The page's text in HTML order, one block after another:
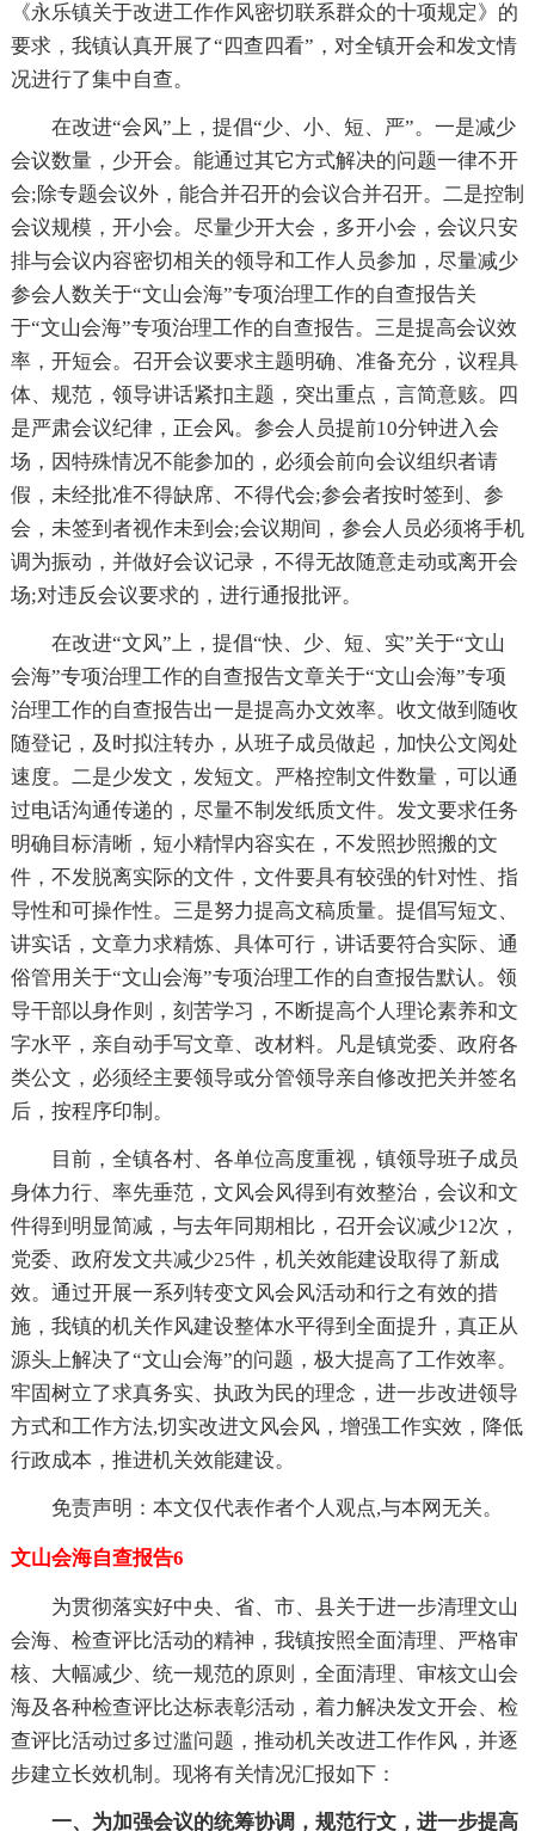
《永乐镇关于改进工作作风密切联系群众的十项规定》的
要求，我镇认真开展了“四查四看”，对全镇开会和发文情
况进行了集中自查。
在改进“会风”上，提倡“少、小、短、严”。一是减少
会议数量，少开会。能通过其它方式解决的问题一律不开
会;除专题会议外，能合并召开的会议合并召开。二是控制
会议规模，开小会。尽量少开大会，多开小会，会议只安
排与会议内容密切相关的领导和工作人员参加，尽量减少
参会人数关于“文山会海”专项治理工作的自查报告关
于“文山会海”专项治理工作的自查报告。三是提高会议效
率，开短会。召开会议要求主题明确、准备充分，议程具
体、规范，领导讲话紧扣主题，突出重点，言简意赅。四
是严肃会议纪律，正会风。参会人员提前10分钟进入会
场，因特殊情况不能参加的，必须会前向会议组织者请
假，未经批准不得缺席、不得代会;参会者按时签到、参
会，未签到者视作未到会;会议期间，参会人员必须将手机
调为振动，并做好会议记录，不得无故随意走动或离开会
场;对违反会议要求的，进行通报批评。
在改进“文风”上，提倡“快、少、短、实”关于“文山
会海”专项治理工作的自查报告文章关于“文山会海”专项
治理工作的自查报告出一是提高办文效率。收文做到随收
随登记，及时拟注转办，从班子成员做起，加快公文阅处
速度。二是少发文，发短文。严格控制文件数量，可以通
过电话沟通传递的，尽量不制发纸质文件。发文要求任务
明确目标清晰，短小精悍内容实在，不发照抄照搬的文
件，不发脱离实际的文件，文件要具有较强的针对性、指
导性和可操作性。三是努力提高文稿质量。提倡写短文、
讲实话，文章力求精炼、具体可行，讲话要符合实际、通
俗管用关于“文山会海”专项治理工作的自查报告默认。领
导干部以身作则，刻苦学习，不断提高个人理论素养和文
字水平，亲自动手写文章、改材料。凡是镇党委、政府各
类公文，必须经主要领导或分管领导亲自修改把关并签名
后，按程序印制。
目前，全镇各村、各单位高度重视，镇领导班子成员
身体力行、率先垂范，文风会风得到有效整治，会议和文
件得到明显简减，与去年同期相比，召开会议减少12次，
党委、政府发文共减少25件，机关效能建设取得了新成
效。通过开展一系列转变文风会风活动和行之有效的措
施，我镇的机关作风建设整体水平得到全面提升，真正从
源头上解决了“文山会海”的问题，极大提高了工作效率。
牢固树立了求真务实、执政为民的理念，进一步改进领导
方式和工作方法,切实改进文风会风，增强工作实效，降低
行政成本，推进机关效能建设。
免责声明：本文仅代表作者个人观点,与本网无关。
文山会海自查报告6
为贯彻落实好中央、省、市、县关于进一步清理文山
会海、检查评比活动的精神，我镇按照全面清理、严格审
核、大幅减少、统一规范的原则，全面清理、审核文山会
海及各种检查评比达标表彰活动，着力解决发文开会、检
查评比活动过多过滥问题，推动机关改进工作作风，并逐
步建立长效机制。现将有关情况汇报如下：
一、为加强会议的统筹协调，规范行文，进一步提高